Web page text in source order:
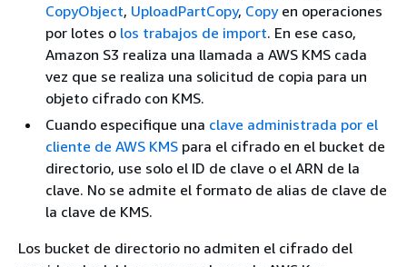
CopyObject, UploadPartCopy, Copyen operaciones
por lotes o los trabajos de import. En ese caso,
Amazon S3 realiza una llamada a AWS KMS cada
vez que se realiza una solicitud de copia para un
objeto cifrado con KMS.
Cuando especifique una clave administrada por el
cliente de AWS KMS para el cifrado en el bucket de
directorio, use solo el ID de clave o el ARN de la
clave. No se admite el formato de alias de clave de
la clave de KMS.
Los bucket de directorio no admiten el cifrado del